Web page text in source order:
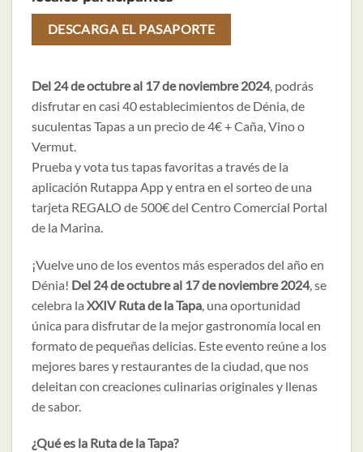
DESCARGA EL PASAPORTE
Del 24 de octubre al 17 de noviembre 2024, podrás
disfrutar en casi 40 establecimientos de Dénia, de
suculentas Tapas a un precio de 4€ + Caña, Vino o
Vermut.
Prueba y vota tus tapas favoritas a través de la
aplicación Rutappa App y entra en el sorteo de una
tarjeta REGALO de 500€ del Centro Comercial Portal
de la Marina.
¡Vuelve uno de los eventos más esperados del año en
Dénia! Del 24 de octubre al 17 de noviembre 2024, se
celebra la XXIV Ruta de la Tapa , una oportunidad
única para disfrutar de la mejor gastronomía local en
formato de pequeñas delicias. Este evento reúne a los
mejores bares y restaurantes de la ciudad, que nos
deleitan con creaciones culinarias originales y llenas
de sabor.
¿Qué es la Ruta de la Tapa?